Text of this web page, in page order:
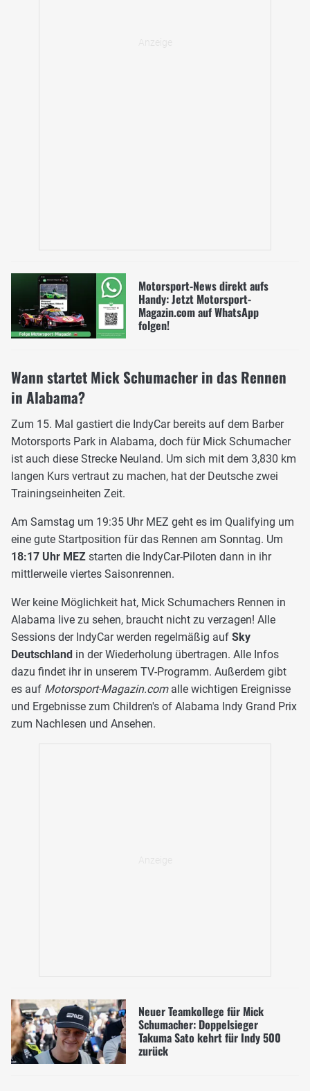
Motorsport-News direkt aufs
Handy: Jetzt Motorsport-
Magazin.com auf WhatsApp
folgen!
Wann startet Mick Schumacher in das Rennen
in Alabama?
Zum 15. Mal gastiert die IndyCar bereits auf dem Barber
Motorsports Park in Alabama, doch für Mick Schumacher
ist auch diese Strecke Neuland. Um sich mit dem 3,830 km
langen Kurs vertraut zu machen, hat der Deutsche zwei
Trainingseinheiten Zeit.
Am Samstag um 19:35 Uhr MEZ geht es im Qualifying um
eine gute Startposition für das Rennen am Sonntag. Um
18:17 Uhr MEZ starten die IndyCar-Piloten dann in ihr
mittlerweile viertes Saisonrennen.
Wer keine Möglichkeit hat, Mick Schumachers Rennen in
Alabama live zu sehen, braucht nicht zu verzagen! Alle
Sessions der IndyCar werden regelmäßig auf Sky
Deutschland in der Wiederholung übertragen. Alle Infos
dazu findet ihr in unserem TV-Programm. Außerdem gibt
es auf Motorsport-Magazin.com alle wichtigen Ereignisse
und Ergebnisse zum Children's of Alabama Indy Grand Prix
zum Nachlesen und Ansehen.
Neuer Teamkollege für Mick
Schumacher: Doppelsieger
Takuma Sato kehrt für Indy 500
zurück